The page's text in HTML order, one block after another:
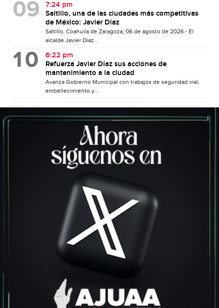
7:24 pm
Saltillo, una de las ciudades más competitivas
de México: Javier Díaz
Saltillo, Coahuila de Zaragoza; 06 de agosto de 2026.- El
alcalde Javier Díaz...
6:22 pm
Refuerza Javier Díaz sus acciones de
mantenimiento a la ciudad
Avanza Gobierno Municipal con trabajos de seguridad vial,
embellecimiento y...